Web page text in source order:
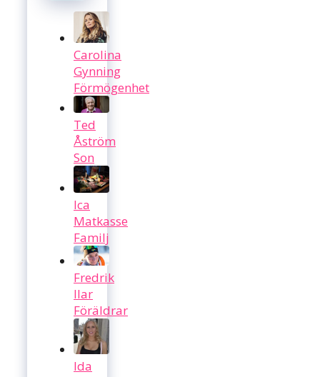
Carolina
Gynning
Förmögenhet
Ted
Åström
Son
Ica
Matkasse
Familj
Fredrik
Ilar
Föräldrar
Ida